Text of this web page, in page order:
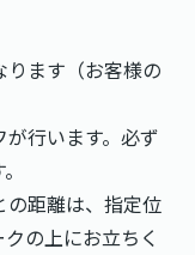
ます（お客様の
行います。必ず
距離は、指定位
の上にお立ちく